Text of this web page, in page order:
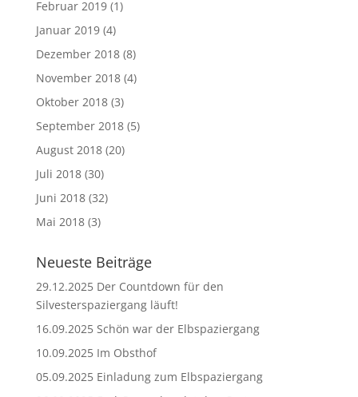
Februar 2019(1)
Januar 2019(4)
Dezember 2018(8)
November 2018(4)
Oktober 2018(3)
September 2018(5)
August 2018(20)
Juli 2018(30)
Juni 2018(32)
Mai 2018(3)
Neueste Beiträge
29.12.2025 Der Countdown für den
Silvesterspaziergang läuft!
16.09.2025 Schön war der Elbspaziergang
10.09.2025 Im Obsthof
05.09.2025 Einladung zum Elbspaziergang